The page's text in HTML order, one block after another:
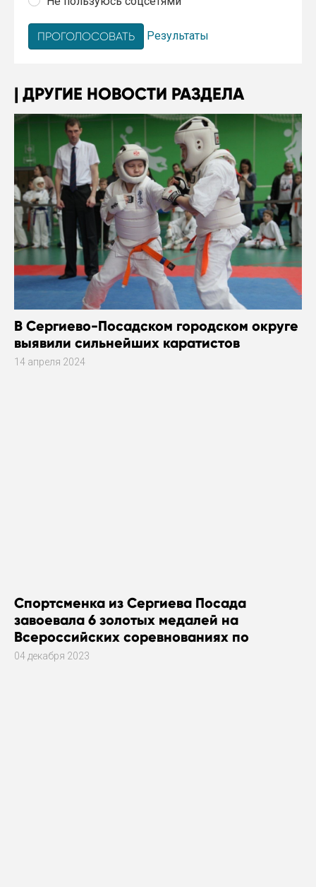
Результаты
ДРУГИЕ НОВОСТИ РАЗДЕЛА
В Сергиево-Посадском городском округе
выявили сильнейших каратистов
14 апреля 2024
Спортсменка из Сергиева Посада
завоевала 6 золотых медалей на
Всероссийских соревнованиях по
плаванию
04 декабря 2023